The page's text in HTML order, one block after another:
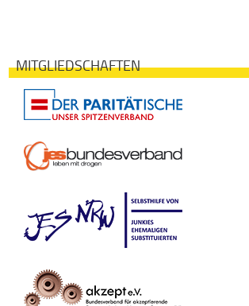
MITGLIEDSCHAFTEN